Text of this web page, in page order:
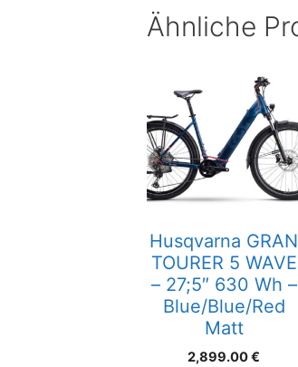
Ähnliche
Husqvarna GRAN
TOURER 5 WAVE
– 27;5″ 630 Wh –
Blue/Blue/Red
Matt
2,899.00€